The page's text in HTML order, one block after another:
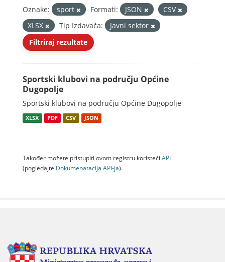
Oznake: sport Formati: JSON
CSV
XLSX
Tip Izdavača:
Javni sektor
Filtriraj rezultate
Sportski klubovi na području Općine
Dugopolje
Sportski klubovi na području Općine Dugopolje
XLSX PDF CSV JSON
Također možete pristupiti ovom registru koristeći API
(pogledajte Dokumenаtаcijа API-jа).